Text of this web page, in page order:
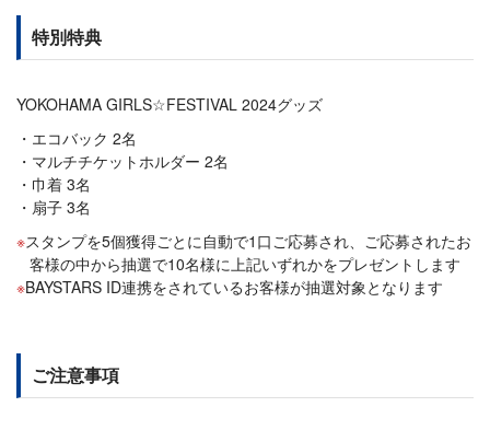
特別特典
YOKOHAMA GIRLS☆FESTIVAL 2024グッズ
エコバック 2名
マルチチケットホルダー 2名
巾着 3名
扇子 3名
スタンプを5個獲得ごとに自動で1口ご応募され、ご応募されたお
客様の中から抽選で10名様に上記いずれかをプレゼントします
BAYSTARS ID連携をされているお客様が抽選対象となります
ご注意事項